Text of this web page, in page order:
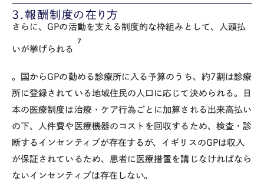
3.報酬制度の在り方
さらに、GPの活動を支える制度的な枠組みとして、人頭払
いが挙げられる
7
。国からGPの勤める診療所に入る予算のうち、約7割は診療
所に登録されている地域住民の人口に応じて決められる。日
本の医療制度は治療・ケア行為ごとに加算される出来高払い
の下、人件費や医療機器のコストを回収するため、検査・診
断するインセンティブが存在するが、イギリスのGPは収入
が保証されているため、患者に医療措置を講じなければなら
ないインセンティブは存在しない。